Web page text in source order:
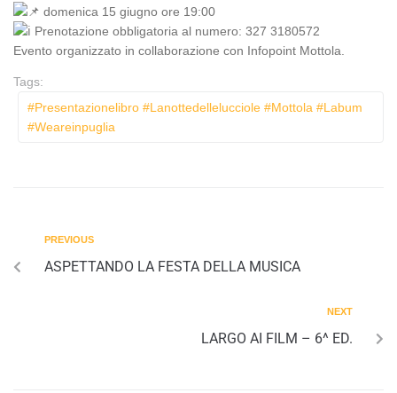
domenica 15 giugno ore 19:00
Prenotazione obbligatoria al numero: 327 3180572
Evento organizzato in collaborazione con Infopoint Mottola
Tags:
#presentazionelibro #lanottedellelucciole #mottola #labum
#weareinpuglia
PREVIOUS
ASPETTANDO LA FESTA DELLA MUSICA
NEXT
LARGO AI FILM – 6^ ED.